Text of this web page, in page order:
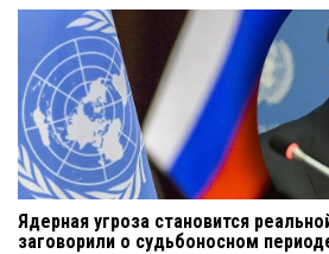
Ядерная угроза становится
заговорили о судьбоносном